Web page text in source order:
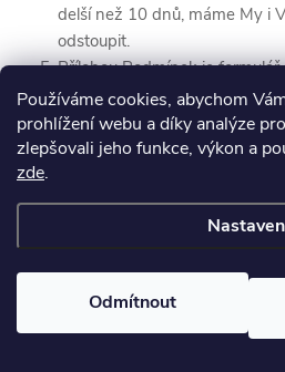
Používáme cookies, abychom
prohlížení webu a díky analýze
zlepšovali jeho funkce, výkon a
zde.
Odmítnout
delší než 10 dnů, máme My i
odstoupit.
Přílohou Podmínek je
pro odstoupení od Smlouvy.
Smlouva včetně Podmínek je
podobě u Nás, ale není Vám
Objednávky obdržíte e-
přístup ke Smlouvě i bez Naší
Tyto Podmínky nabývají